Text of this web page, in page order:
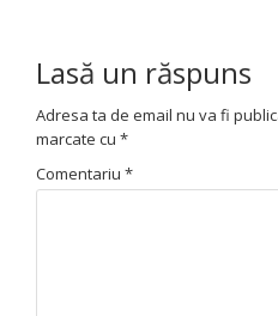
Lasă un răspuns
Adresa ta de email nu va fi
marcate cu *
Comentariu *